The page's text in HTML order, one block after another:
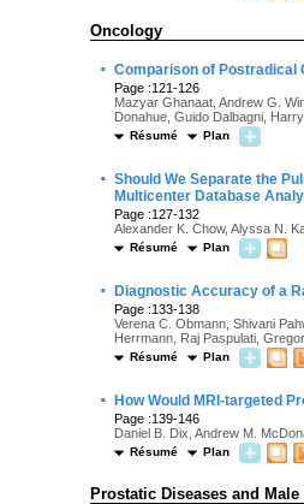
Oncology
· Comparison of Postradical
Page :121-126
Mazyar Ghanaat, Andrew G.
Donahue, Guido Dalbagni,
Résumé Plan
· Should We Separate the
Multicenter Database
Page :127-132
Alexander K. Chow, Alyssa N.
Résumé Plan
· Diagnostic Accuracy of a
Page :133-138
Verena C. Obmann, Shivani
Herrmann, Raj Paspulati,
Résumé Plan
· How Would MRI-targeted
Page :139-146
Daniel B. Dix, Andrew M.
Résumé Plan
Prostatic Diseases and